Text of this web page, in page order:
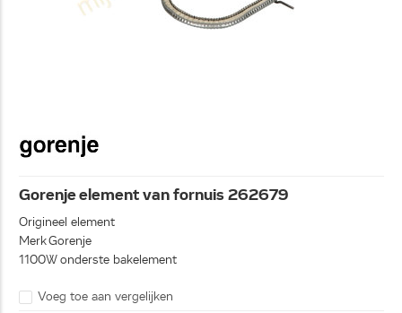
Gorenje element van fornuis 262679
Origineel element
Merk Gorenje
1100W onderste bakelement
Voeg toe aan vergelijken